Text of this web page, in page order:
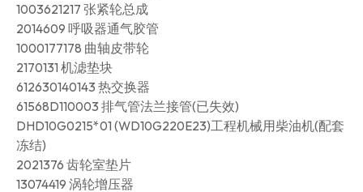
1003621217 张紧轮总成
2014609 呼吸器通气胶管
1000177178 曲轴皮带轮
2170131 机滤垫块
612630140143 热交换器
61568D110003 排气管法兰接管(已失效)
DHD10G0215*01 (WD10G220E23)工程机械用柴油机(配套
冻结)
2021376 齿轮室垫片
13074419 涡轮增压器